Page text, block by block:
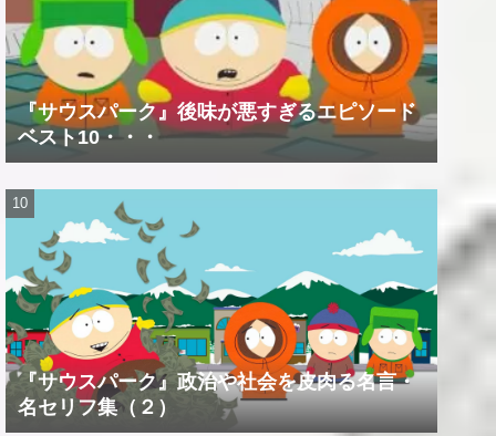
『サウスパーク』後味が悪すぎるエピソード
ベスト10・・・
『サウスパーク』政治や社会を皮肉る名言・
名セリフ集（２）